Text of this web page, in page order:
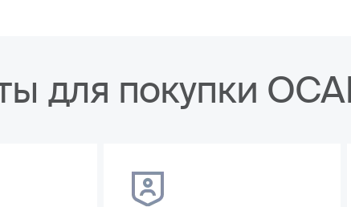
для покупки